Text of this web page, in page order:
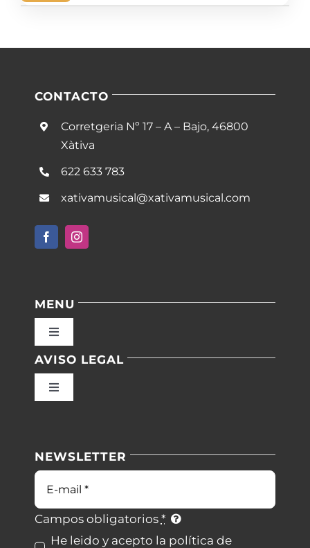
CONTACTO
Corretgeria Nº 17 – A – Bajo, 46800
Xàtiva
622 633 783
xativamusical@xativamusical.com
MENU
Toggle
Inicio
Blog
Contacto
AVISO LEGAL
Toggle
Condiciones de uso
Ley de cookies
NEWSLETTER
Correo
electrónico
Campos obligatorios *
He leido y acepto la política de